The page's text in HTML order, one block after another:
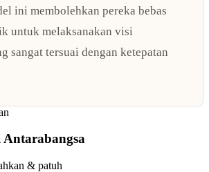
ini membolehkan pereka bebas
untuk melaksanakan visi
sangat tersuai dengan ketepatan
& patuh